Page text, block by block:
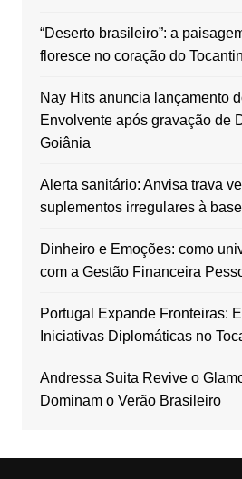
“Deserto brasileiro”: a
floresce no coração do
Nay Hits anuncia lançamento
Envolvente após gravação de
Goiânia
Alerta sanitário: Anvisa trava
suplementos irregulares à
Dinheiro e Emoções: como
com a Gestão Financeira
Portugal Expande Fronteiras:
Iniciativas Diplomáticas no
Andressa Suita Revive o
Dominam o Verão Brasileiro